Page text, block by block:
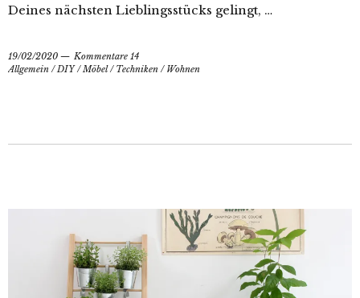
Deines nächsten Lieblingsstücks gelingt, …
19/02/2020
Kommentare 14
Allgemein /DIY/Möbel/ Techniken / Wohnen